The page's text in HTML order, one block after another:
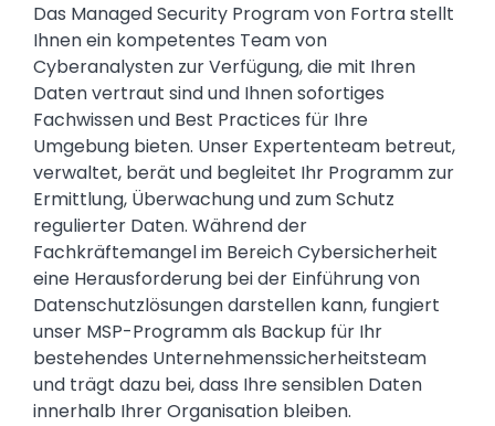
Das Managed Security Program von Fortra stellt
Ihnen ein kompetentes Team von
Cyberanalysten zur Verfügung, die mit Ihren
Daten vertraut sind und Ihnen sofortiges
Fachwissen und Best Practices für Ihre
Umgebung bieten. Unser Expertenteam betreut,
verwaltet, berät und begleitet Ihr Programm zur
Ermittlung, Überwachung und zum Schutz
regulierter Daten. Während der
Fachkräftemangel im Bereich Cybersicherheit
eine Herausforderung bei der Einführung von
Datenschutzlösungen darstellen kann, fungiert
unser MSP-Programm als Backup für Ihr
bestehendes Unternehmenssicherheitsteam
und trägt dazu bei, dass Ihre sensiblen Daten
innerhalb Ihrer Organisation bleiben.